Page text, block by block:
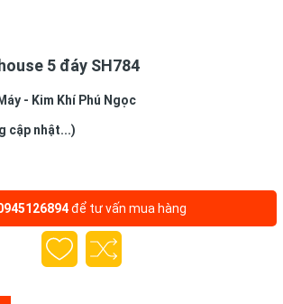
5 đáy SH784
- Kim Khí Phú Ngọc
cập nhật...)
để tư vấn mua hàng